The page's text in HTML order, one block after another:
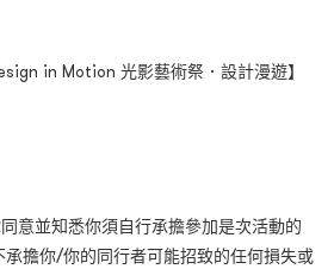
in Motion 光影藝術祭．設計漫遊】
意並知悉你須自行承擔參加是次活動的
承擔你/你的同行者可能招致的任何損失或